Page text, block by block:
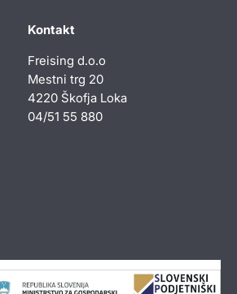
Kontakt
Freising d.o.o
Mestni trg 20
4220 Škofja Loka
04/51 55 880